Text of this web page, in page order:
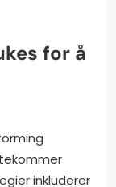
for å
inkluderer